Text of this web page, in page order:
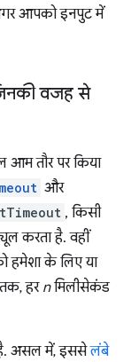
आपको इनपुट में
वजह से
आम तौर पर किया
और
, किसी
करता है. वहीं
के लिए या
हर nमिलीसेकंड
असल में, इससेलंबे